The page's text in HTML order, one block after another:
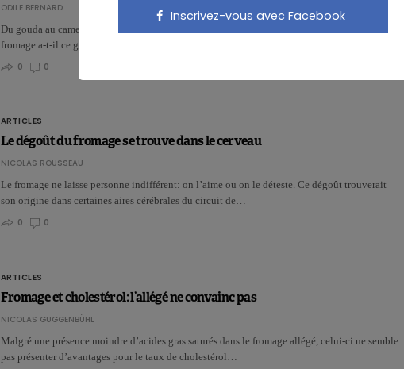
ODILE BERNARD
Du gouda au camembert, en passant par le cottage cheese et le cheddar… Pourquoi le
fromage a‑t‑il ce goût si unique…
0
0
ARTICLES
Le dégoût du fromage se trouve dans le cerveau
NICOLAS ROUSSEAU
Le fromage ne laisse personne indifférent: on l’aime ou on le déteste. Ce dégoût trouverait
son origine dans certaines aires cérébrales du circuit de…
0
0
ARTICLES
Fromage et cholestérol: l’allégé ne convainc pas
NICOLAS GUGGENBÜHL
Malgré une présence moindre d’acides gras saturés dans le fromage allégé, celui-ci ne semble
pas présenter d’avantages pour le taux de cholestérol…
Inscrivez-vous avec Facebook